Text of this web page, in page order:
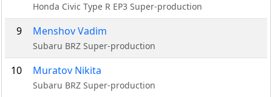
Honda Civic Type R EP3 Super-production
9 Menshov Vadim
Subaru BRZ Super-production
10 Muratov Nikita
Subaru BRZ Super-production